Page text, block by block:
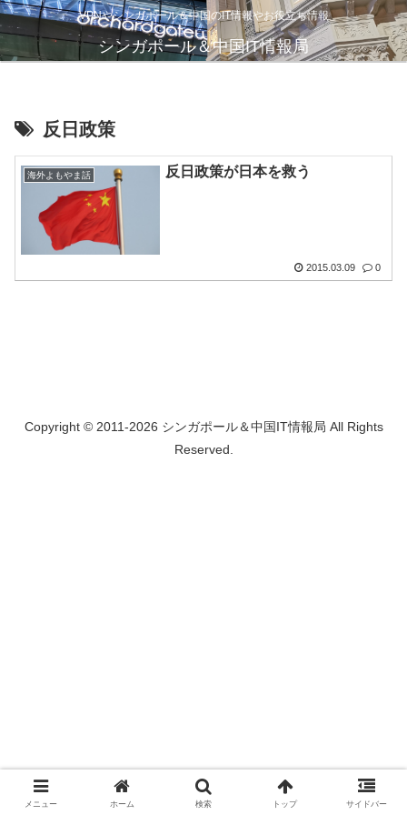
VPNやシンガポール＆中国のIT情報やお役立ち情報
シンガポール＆中国IT情報局
反日政策
海外よもやま話 反日政策が日本を救う
2015.03.09 0
Copyright © 2011-2026 シンガポール＆中国IT情報局 All Rights
Reserved.
メニュー ホーム 検索 トップ サイドバー